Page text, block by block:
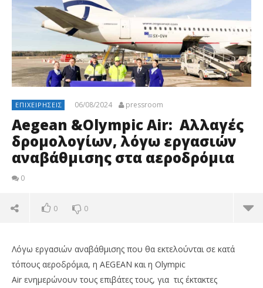
ΕΠΙΧΕΙΡΉΣΕΙΣ 06/08/2024 pressroom
Aegean &Olympic Air: Αλλαγές
δρομολογίων, λόγω εργασιών
αναβάθμισης στα αεροδρόμια
0
0 0
Λόγω εργασιών αναβάθμισης που θα εκτελούνται σε κατά
τόπους αεροδρόμια, η AEGEAN και η Olympic
Air ενημερώνουν τους επιβάτες τους, για τις έκτακτες